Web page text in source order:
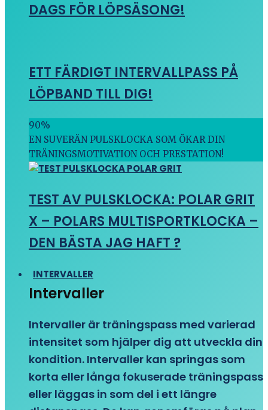
DAGS FÖR LÖPSÄSONG!
ETT FÄRDIGT INTERVALLPASS PÅ
LÖPBAND TILL DIG!
90%
EN SUVERÄN PULSKLOCKA SOM ÖKAR DIN
TRÄNINGSMOTIVATION OCH PRESTATION!
TEST AV PULSKLOCKA: POLAR GRIT
X – POLARS MULTISPORTKLOCKA –
DEN BÄSTA JAG HAFT ?
INTERVALLER
Intervaller
Intervaller är träningspass med varierad
intensitet som hjälper dig att utveckla din
kondition. Intervaller kan springas som
korta eller långa fokuserade träningspass
eller läggas in som del i ett längre